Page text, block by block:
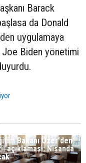
Barack
da Donald
uygulamaya
Biden yönetimi
Bakanı Özer'den
açıklaması: Nisanda